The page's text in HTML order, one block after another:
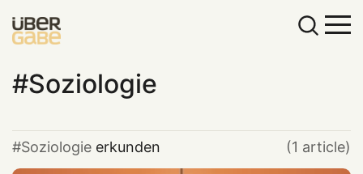
Soziologie
Soziologie erkunden (1 article)